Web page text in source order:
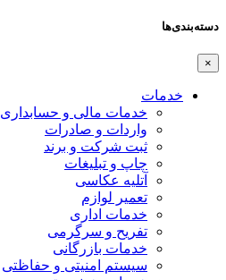
دسته‌بندی‌ها
×
خدمات
خدمات مالی و حسابداری
واردات و صادرات
ثبت شرکت و برند
چاپ و تبلیغات
آتلیه عکاسی
تعمیر لوازم
خدمات اداری
تفریح و سرگرمی
خدمات بازرگانی
سیستم امنیتی و حفاظتی